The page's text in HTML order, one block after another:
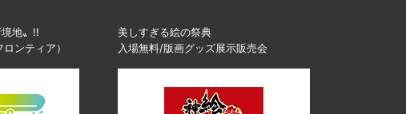
地〟!!
ンティア）
美しすぎる絵の祭典
入場無料/版画グッズ展示販売会